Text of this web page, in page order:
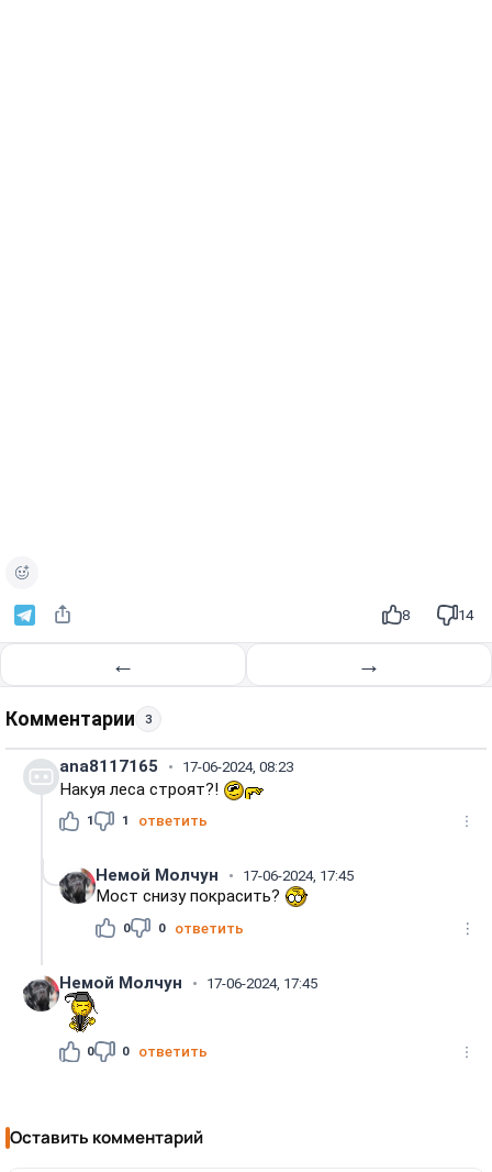
8 14
← →
Комментарии 3
ana8117165 17-06-2024, 08:23
Накуя леса строят?!
1 1 ответить
Немой Молчун 17-06-2024, 17:45
Мост снизу покрасить?
0 0 ответить
Немой Молчун 17-06-2024, 17:45
0 0 ответить
Оставить комментарий